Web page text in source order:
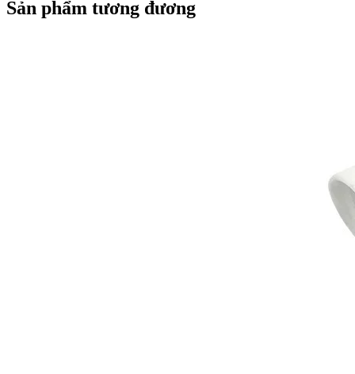
Sản phẩm tương đương